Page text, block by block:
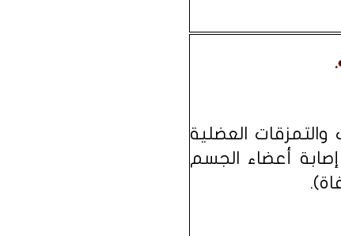
والتمزقات العضلية
إصابة أعضاء الجسم